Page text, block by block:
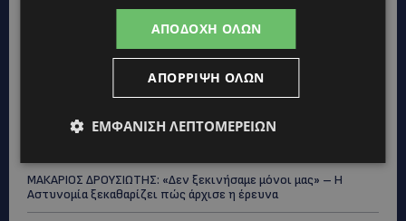
ΕΛΕΝΑ ΠΑΠΑΔΟΠΟΥΛΟΥ: Από τη σκηνή στην Αντιπροεδρία του
ΘΟΚ – «Μεγάλη τιμή και μεγάλη ευθύνη»
ΜΑΚΑΡΙΟΣ ΔΡΟΥΣΙΩΤΗΣ: «Δεν ξεκινήσαμε μόνοι μας» – Η
Αστυνομία ξεκαθαρίζει πώς άρχισε η έρευνα
ΑΠΟΔΟΧΉ ΌΛΩΝ
ΑΠΌΡΡΙΨΗ ΌΛΩΝ
ΕΜΦΆΝΙΣΗ ΛΕΠΤΟΜΕΡΕΙΏΝ